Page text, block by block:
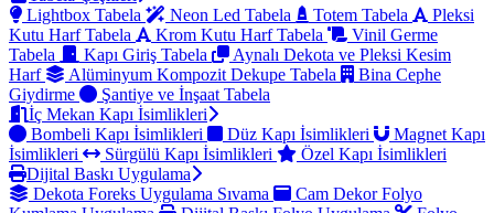
Lightbox Tabela
Neon Led Tabela Totem Tabela
Pleksi
Kutu Harf Tabela
Krom Kutu Harf Tabela
Vinil Germe
Tabela
Kapı Giriş Tabela
Aynalı Dekota ve Pleksi Kesim
Harf
Alüminyum Kompozit Dekupe Tabela
Bina Cephe
Giydirme
Şantiye ve İnşaat Tabela
İç Mekan Kapı İsimlikleri
Bombeli Kapı İsimlikleri
Düz Kapı İsimlikleri
Magnet Kapı
İsimlikleri
Sürgülü Kapı İsimlikleri
Özel Kapı İsimlikleri
Dijital Baskı Uygulama
Dekota Foreks Uygulama Sıvama
Cam Dekor Folyo